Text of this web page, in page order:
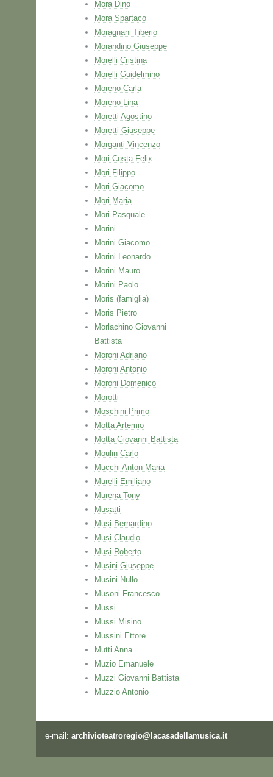
Mora Dino
Mora Spartaco
Moragnani Tiberio
Morandino Giuseppe
Morelli Cristina
Morelli Guidelmino
Moreno Carla
Moreno Lina
Moretti Agostino
Moretti Giuseppe
Morganti Vincenzo
Mori Costa Felix
Mori Filippo
Mori Giacomo
Mori Maria
Mori Pasquale
Morini
Morini Giacomo
Morini Leonardo
Morini Mauro
Morini Paolo
Moris (famiglia)
Moris Pietro
Morlachino Giovanni
Battista
Moroni Adriano
Moroni Antonio
Moroni Domenico
Morotti
Moschini Primo
Motta Artemio
Motta Giovanni Battista
Moulin Carlo
Mucchi Anton Maria
Murelli Emiliano
Murena Tony
Musatti
Musi Bernardino
Musi Claudio
Musi Roberto
Musini Giuseppe
Musini Nullo
Musoni Francesco
Mussi
Mussi Misino
Mussini Ettore
Mutti Anna
Muzio Emanuele
Muzzi Giovanni Battista
Muzzio Antonio
e-mail: archivioteatroregio@lacasadellamusica.it